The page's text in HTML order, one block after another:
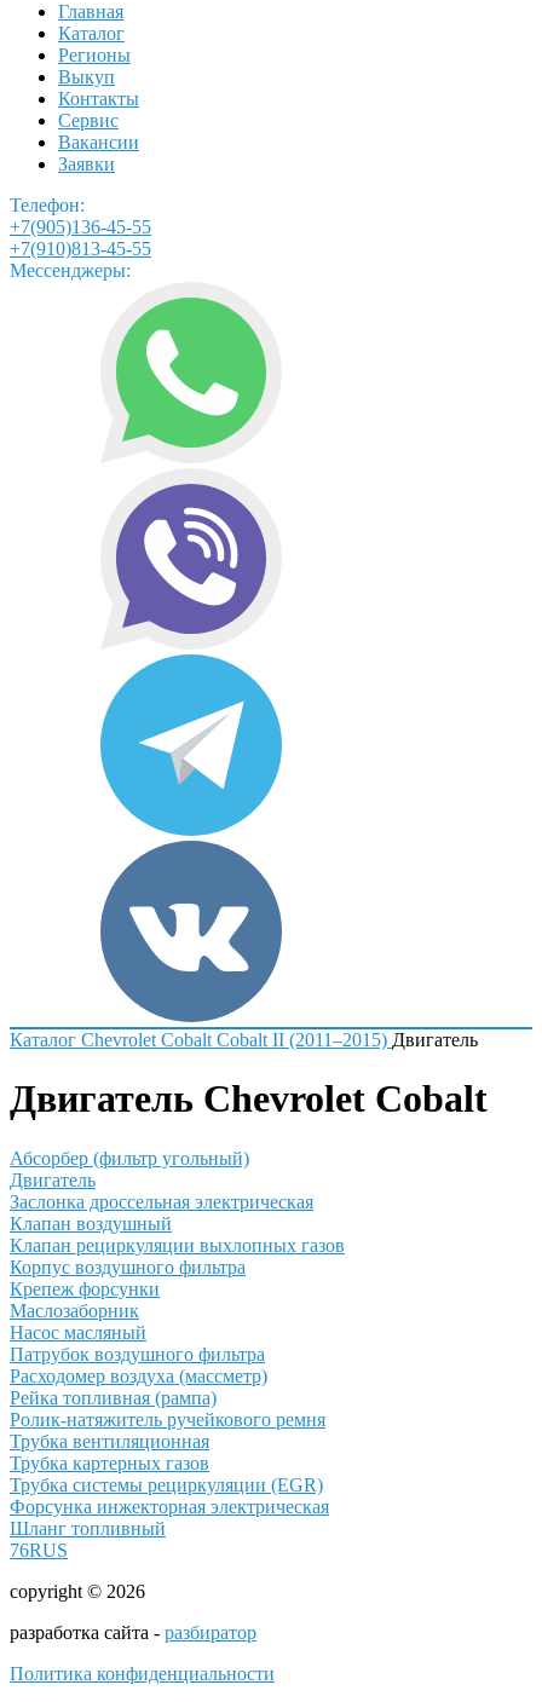
Главная
Каталог
Регионы
Выкуп
Контакты
Сервис
Вакансии
Заявки
Телефон:
+7(905)136-45-55
+7(910)813-45-55
Мессенджеры:
Каталог Chevrolet Cobalt Cobalt II (2011–2015) Двигатель
Двигатель Chevrolet Cobalt
Абсорбер (фильтр угольный)
Двигатель
Заслонка дроссельная электрическая
Клапан воздушный
Клапан рециркуляции выхлопных газов
Корпус воздушного фильтра
Крепеж форсунки
Маслозаборник
Насос масляный
Патрубок воздушного фильтра
Расходомер воздуха (массметр)
Рейка топливная (рампа)
Ролик-натяжитель ручейкового ремня
Трубка вентиляционная
Трубка картерных газов
Трубка системы рециркуляции (EGR)
Форсунка инжекторная электрическая
Шланг топливный
76RUS
copyright © 2026
разработка сайта - разбиратор
Политика конфиденциальности